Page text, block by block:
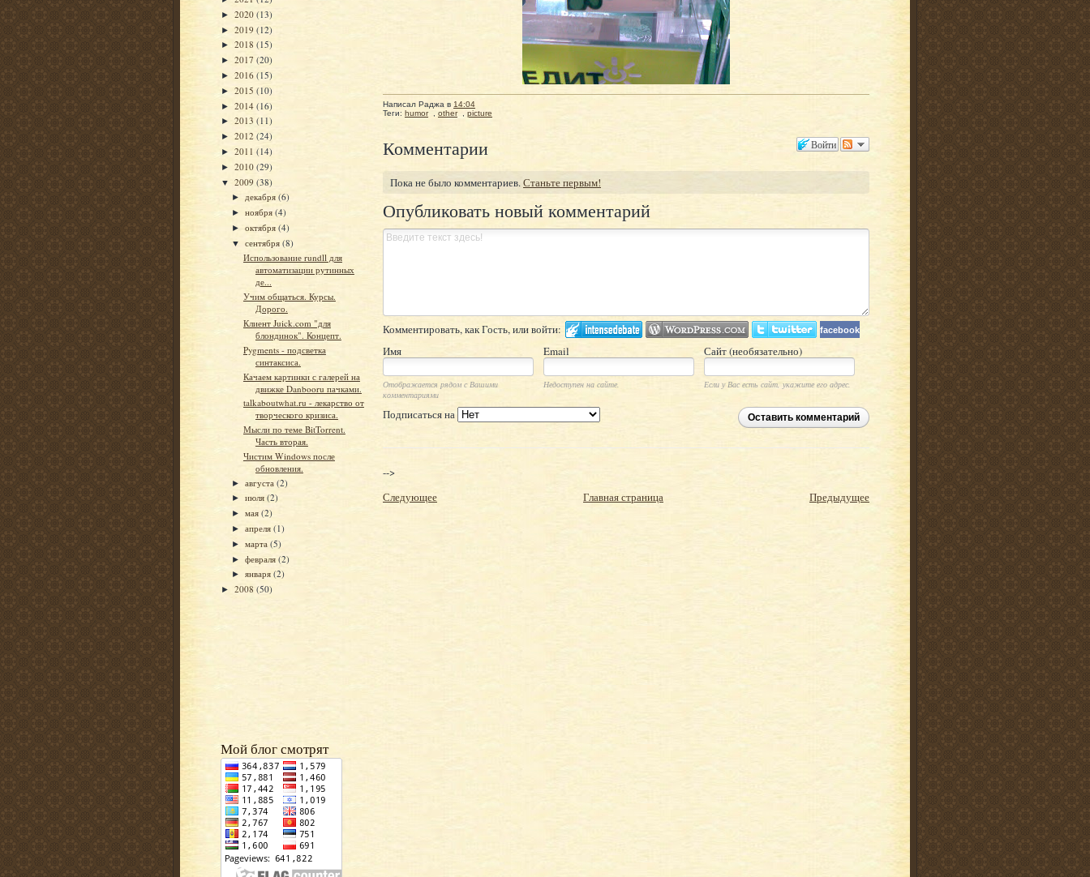
► 2020 (13)
► 2019 (12)
► 2018 (15)
► 2017 (20)
► 2016 (15)
► 2015 (10)
► 2014 (16)
► 2013 (11)
► 2012 (24)
► 2011 (14)
► 2010 (29)
▼ 2009 (38)
► декабря(6)
►ноября(4)
►октября(4)
▼сентября(8)
Использование rundll для
автоматизации рутинных
де...
Учим общаться. Курсы.
Дорого.
Клиент Juick.com "для
блондинок". Концепт.
Pygments - подсветка
синтаксиса.
Качаем картинки с галерей на
движке Danbooru пачками.
talkaboutwhat.ru - лекарство от
творческого кризиса.
Мысли по теме BitTorrent.
Часть вторая.
Чистим Windows после
обновления.
►августа(2)
►июля(2)
►мая(2)
►апреля(1)
►марта(5)
►февраля(2)
►января(2)
► 2008 (50)
Мой блог смотрят
Написал Раджа в 14:04
Теги: humor other picture
Войти
Комментарии
Пока не было комментариев.Станьте первым!
Опубликовать новый комментарий
Комментировать, как Гость, или войти: facebook
Имя Email Сайт (необязательно)
Отображается рядом с Вашими
комментариями
Недоступен на сайте. Если у Вас есть сайт, укажите его адрес.
Оставить комментарий
Подписаться на
-->
Следующее
Предыдущее
Главная страница